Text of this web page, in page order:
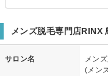
メンズ脱毛専門店RINX
サロン名
メン
(メン